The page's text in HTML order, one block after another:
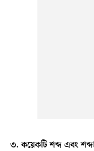
৩. কয়েকটি শব্দ এবং